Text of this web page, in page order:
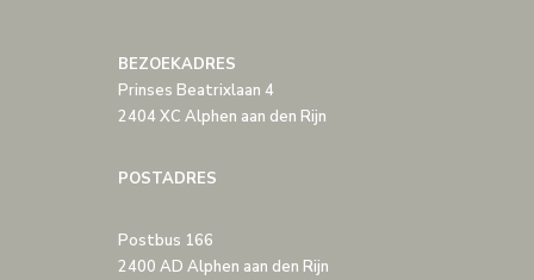
BEZOEKADRES
Prinses Beatrixlaan 4
2404 XC Alphen aan den Rijn
POSTADRES
Postbus 166
2400 AD Alphen aan den Rijn